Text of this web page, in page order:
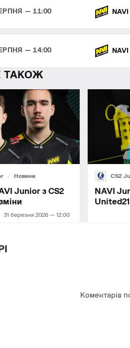
— 11:00
— 14:00
ТАКОЖ
Новини
31 березня 2026 — 12:00
Junior з CS2
CS2
NAVI
Коментарів